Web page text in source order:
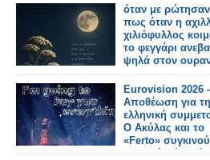
όταν με
πως όταν η
χιλιόφυλλος
το φεγγάρι
ψηλά στον
Eurovision 2026 -
Αποθέωση για
ελληνική
Ο Ακύλας και το
«Ferto»
το βαθύ μήνυμά